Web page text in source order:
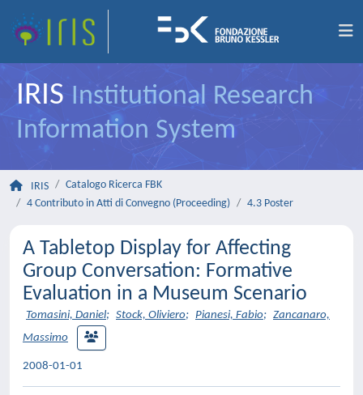
IRIS Institutional Research
Information System
IRIS
Catalogo Ricerca FBK
4 Contributo in Atti di Convegno (Proceeding)
4.3 Poster
A Tabletop Display for Affecting
Group Conversation: Formative
Evaluation in a Museum Scenario
Tomasini, Daniel; Stock, Oliviero; Pianesi, Fabio; Zancanaro,
Massimo
2008-01-01